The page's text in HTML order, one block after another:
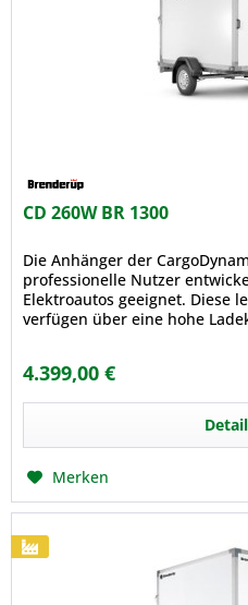
CD 260W BR 1300
Die Anhänger der
professionelle Nutzer
Elektroautos geeignet. Diese
verfügen über eine hohe
4.399,00 €
Merken